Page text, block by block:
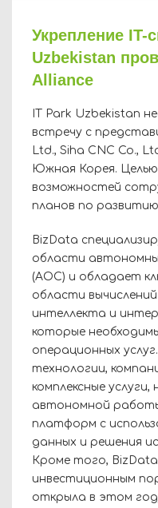
Укрепление IT-
Uzbekistan
Alliance
IT Park Uzbekistan
встречу с
Ltd., Siha CNC Co.,
Южная Корея.
возможностей
планов по
BizData
области
(АОС) и обладает
области
интеллекта и
которые
операционных
технологии,
комплексные
автономной
платформ с
данных и решения
Кроме того,
инвестиционным
открыла в этом